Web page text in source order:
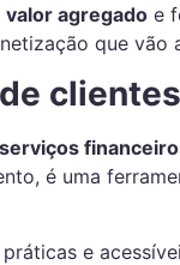
valor agregadoe
que vão
é uma
e